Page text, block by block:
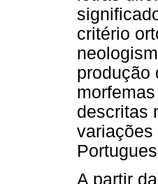
critério
produção
descritas
variações
A partir